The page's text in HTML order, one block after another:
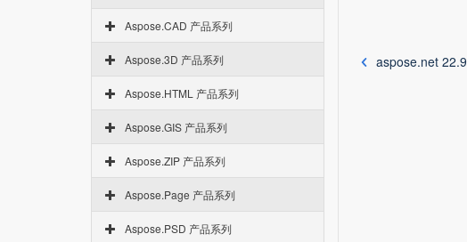
Aspose.CAD 产品系列
Aspose.3D 产品系列
Aspose.HTML 产品系列
Aspose.GIS 产品系列
Aspose.ZIP 产品系列
Aspose.Page 产品系列
Aspose.PSD 产品系列
aspose.net 22.9